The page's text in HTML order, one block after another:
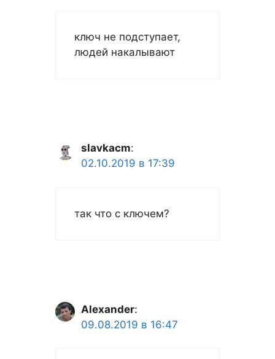
ключ не подступает,
людей накалывают
slavkacm:
02.10.2019 в 17:39
так что с ключем?
Alexander:
09.08.2019 в 16:47